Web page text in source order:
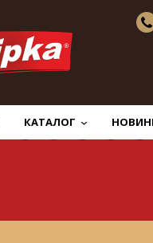
КАТАЛОГ
Новости Снеки из